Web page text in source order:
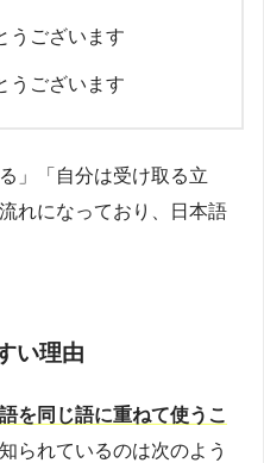
うございます
うございます
」「自分は受け取る立
れになっており、日本語
い理由
を同じ語に重ねて使うこ
られているのは次のよう